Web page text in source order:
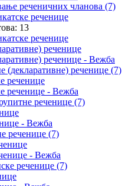
реченичних чланова (7)
реченице
13
реченице
реченице
реченице - Вежба
(декларативне) реченице (7)
реченице
реченице - Вежба
реченице (7)
- Вежба
реченице (7)
- Вежба
реченице (7)